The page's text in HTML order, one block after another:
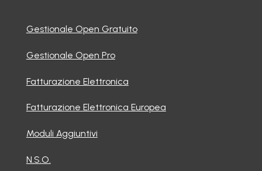
Gestionale Open Gratuito
Gestionale Open Pro
Fatturazione Elettronica
Fatturazione Elettronica Europea
Moduli Aggiuntivi
N.S.O.